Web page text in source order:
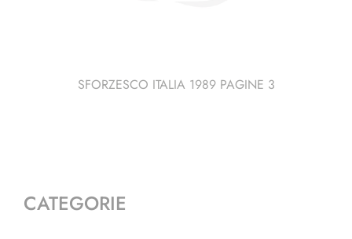
SFORZESCO ITALIA 1989 PAGINE 3
CATEGORIE